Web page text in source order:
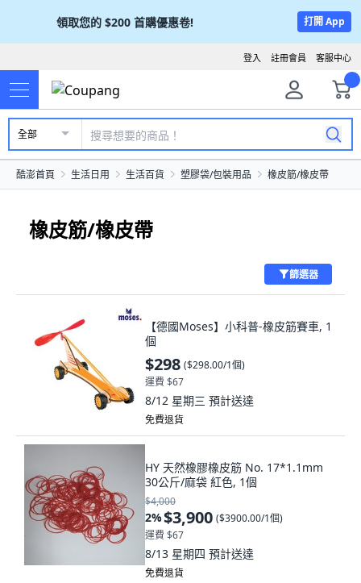
領取您的 $200 首購優惠卷! 打開 App
客服中心
註冊會員
登入
全部
酷澎首頁 生活日用 生活百貨 塑膠袋/包裝用品 橡皮筋/橡皮帶
橡皮筋/橡皮帶
篩選器
【德國Moses】小科普-橡皮筋賽車, 1
個
$298 ($298.00/1個)
運費 $67
8/12 星期三 預計送達
免費退貨
HY 天然橡膠橡皮筋 No. 17*1.1mm
30公斤/麻袋 紅色, 1個
$4,000
2%$3,900 ($3900.00/1個)
運費 $67
8/13 星期四 預計送達
免費退貨